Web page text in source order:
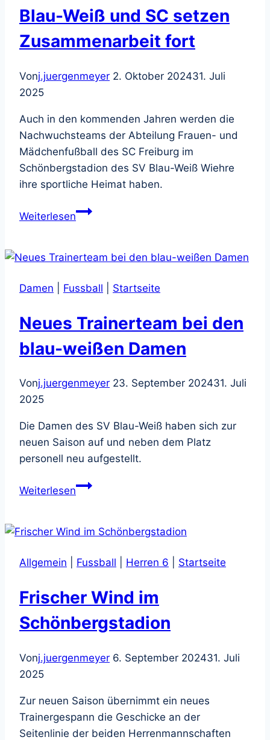
19h
Blau-Weiß und SC setzen
Zusammenarbeit fort
Vonj.juergenmeyer 2. Oktober 202431. Juli
2025
Auch in den kommenden Jahren werden die
Nachwuchsteams der Abteilung Frauen- und
Mädchenfußball des SC Freiburg im
Schönbergstadion des SV Blau-Weiß Wiehre
ihre sportliche Heimat haben.
WeiterlesenBlau-
SC
Zusammenarbeit
Damen Fussball Startseite
Neues Trainerteam bei den
blau-weißen Damen
Vonj.juergenmeyer 23. September 202431. Juli
2025
Die Damen des SV Blau-Weiß haben sich zur
neuen Saison auf und neben dem Platz
personell neu aufgestellt.
WeiterlesenNeues
den
weißen
Allgemein Fussball Herren 6 Startseite
Frischer Wind im
Schönbergstadion
Vonj.juergenmeyer 6. September 202431. Juli
2025
Zur neuen Saison übernimmt ein neues
Trainergespann die Geschicke an der
Seitenlinie der beiden Herrenmannschaften